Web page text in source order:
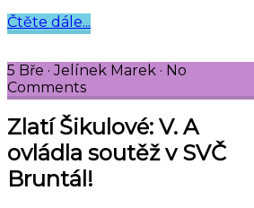
Čtěte dále...
5 Bře · Jelínek Marek · No
Comments
Zlatí Šikulové: V. A
ovládla soutěž v SVČ
Bruntál!